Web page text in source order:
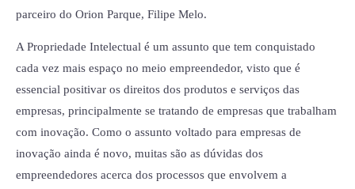
parceiro do Orion Parque, Filipe Melo.
A Propriedade Intelectual é um assunto que tem conquistado
cada vez mais espaço no meio empreendedor, visto que é
essencial positivar os direitos dos produtos e serviços das
empresas, principalmente se tratando de empresas que trabalham
com inovação. Como o assunto voltado para empresas de
inovação ainda é novo, muitas são as dúvidas dos
empreendedores acerca dos processos que envolvem a